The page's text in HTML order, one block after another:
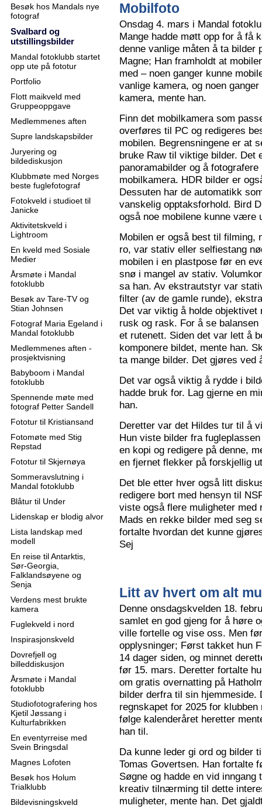
Besøk hos Mandals nye
fotograf
Svalbard og
utstillingsbilder
Mandal fotoklubb startet
opp ute på fototur
Portfolio
Flott maikveld med
Gruppeoppgave
Medlemmenes aften
Supre landskapsbilder
Juryering og
bildediskusjon
Klubbmøte med Norges
beste fuglefotograf
Fotokveld i studioet til
Janicke
Aktivitetskveld i
Lightroom
En kveld med Sosiale
Medier
Årsmøte i Mandal
fotoklubb
Besøk av Tare-TV og
Stian Johnsen
Fotograf Maria Egeland i
Mandal fotoklubb
Medlemmenes aften -
prosjektvisning
Babyboom i Mandal
fotoklubb
Spennende møte med
fotograf Petter Sandell
Fototur til Kristiansand
Fotomøte med Stig
Repstad
Fototur til Skjernøya
Sommeravslutning i
Mandal fotoklubb
Blåtur til Under
Lidenskap er blodig alvor
Lista landskap med
modell
En reise til Antarktis,
Sør-Georgia,
Falklandsøyene og
Senja
Verdens mest brukte
kamera
Fuglekveld i nord
Inspirasjonskveld
Dovrefjell og
billeddiskusjon
Årsmøte i Mandal
fotoklubb
Studiofotografering hos
Kjetil Jøssang i
Kulturfabrikken
En eventyrreise med
Svein Bringsdal
Magnes Lofoten
Besøk hos Holum
Trialklubb
Bildevisningskveld
Mobilfoto
Onsdag 4. mars i Mandal
Mange hadde møtt opp for å få
denne vanlige måten å ta bilder
Magne; Han framholdt at
med – noen ganger kunne
vanlige kamera, og noen
kamera, mente han.
Finn det mobilkamera som
overføres til PC og redigeres
mobilen. Begrensningene er at
bruke Raw til viktige bilder. Det
panoramabilder og å
mobilkamera. HDR bilder er
Dessuten har de automatikk
vanskelig opptaksforhold. Bird
også noe mobilene kunne være
Mobilen er også best til filming,
ro, var stativ eller selfiestang
mobilen i en plastpose før en
snø i mangel av stativ.
sa han. Av ekstrautstyr var
filter (av de gamle runde),
Det var viktig å holde
rusk og rask. For å se
et rutenett. Siden det var lett å
komponere bildet, mente han.
ta mange bilder. Det gjøres ved
Det var også viktig å rydde i
hadde bruk for. Lag gjerne en
han.
Deretter var det Hildes tur til å
Hun viste bilder fra
en kopi og redigere på denne,
en fjernet flekker på forskjellig
Det ble etter hver også litt
redigere bort med hensyn til
viste også flere muligheter
Mads en rekke bilder med seg
fortalte hvordan det kunne
Sej
Litt av hvert om alt
Denne onsdagskvelden 18.
samlet en god gjeng for å høre
ville fortelle og vise oss. Men
opplysninger; Først takket hun
14 dager siden, og minnet
før 15. mars. Deretter fortalte
om gratis overnatting på
bilder derfra til sin hjemmeside.
regnskapet for 2025 for
følge kalenderåret heretter
han til.
Da kunne leder gi ord og bilder
Tomas Govertsen. Han fortalte
Søgne og hadde en vid
kreativ tilnærming til dette
muligheter, mente han. Det